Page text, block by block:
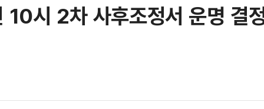
시 2차 사후조정서 운명 결